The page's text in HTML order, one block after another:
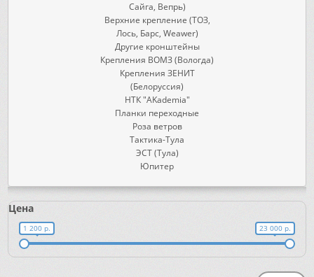
Сайга, Вепрь)
Верхние крепление (ТОЗ,
Лось, Барс, Weawer)
Другие кронштейны
Крепления ВОМЗ (Вологда)
Крепления ЗЕНИТ
(Белоруссия)
НТК "AKademia"
Планки переходные
Роза ветров
Тактика-Тула
ЭСТ (Тула)
Юпитер
Цена
1 200 р. 23 000 р.